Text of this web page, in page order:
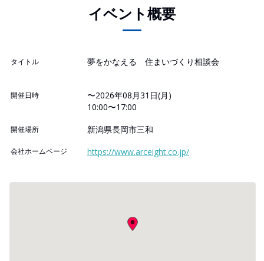
イベント概要
タイトル 夢をかなえる 住まいづくり相談会
開催日時
〜2026年08月31日(月)
10:00〜17:00
開催場所 新潟県長岡市三和
会社ホームページ https://www.arceight.co.jp/